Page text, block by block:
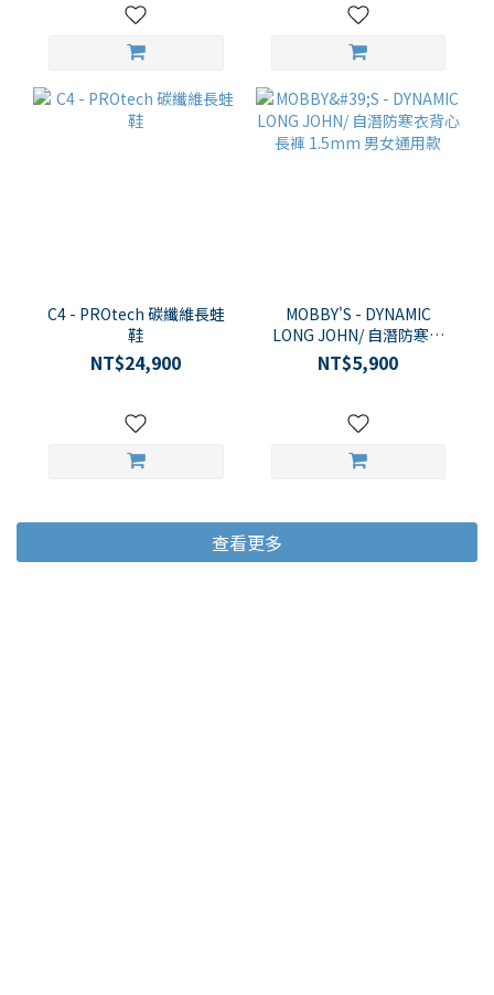
C4 - PROtech 碳纖維長蛙
鞋
NT$24,900
MOBBY'S - DYNAMIC
LONG JOHN/ 自潛防寒衣
背心長褲 1.5mm 男女通用
款
NT$5,900
查看更多